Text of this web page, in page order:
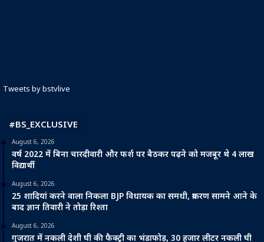
Tweets by bstvlive
#BS_EXCLUSIVE
August 6, 2026
वर्ष 2022 में बिना चारदीवारी और फर्श पर बैठकर पढ़ने को मजबूर थे 4 लाख
विद्यार्थी
August 6, 2026
25 शादियां करने वाला निकला BJP विधायक का समधी, प्रकरण सामने आने के
बाद ज्ञान तिवारी ने तोड़ा रिश्ता
August 6, 2026
गुजरात में नकली देशी घी की फैक्ट्री का भंडाफोड़, 30 हजार लीटर नकली घी